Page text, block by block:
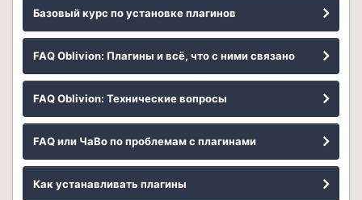
Базовый курс по установке плагинов
FAQ Oblivion: Плагины и всё, что с ними связано
FAQ Oblivion: Технические вопросы
FAQ или ЧаВо по проблемам с плагинами
Как устанавливать плагины